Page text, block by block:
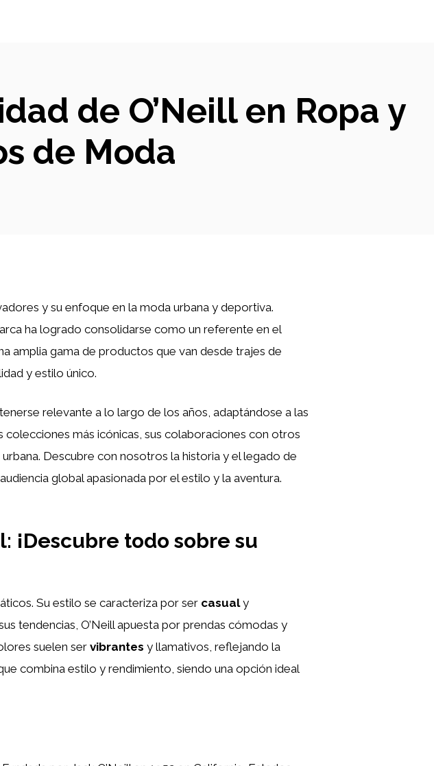
de O’Neill en Ropa y
de Moda
y su enfoque en la moda urbana y deportiva.
ha logrado consolidarse como un referente en el
amplia gama de productos que van desde trajes de
y estilo único.
relevante a lo largo de los años, adaptándose a las
colecciones más icónicas, sus colaboraciones con otros
Descubre con nosotros la historia y el legado de
global apasionada por el estilo y la aventura.
¡Descubre todo sobre su
Su estilo se caracteriza por ser casualy
tendencias, O’Neill apuesta por prendas cómodas y
suelen ser vibrantes y llamativos, reflejando la
combina estilo y rendimiento, siendo una opción ideal